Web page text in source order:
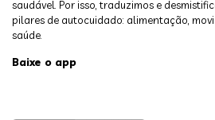
saudável. Por isso, traduzimos e
pilares de autocuidado: alimentação,
saúde.
Baixe o app